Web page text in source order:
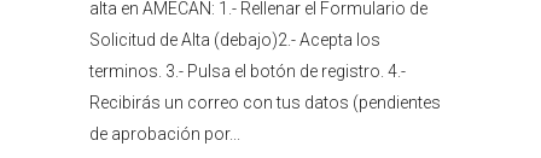
alta en AMECAN: 1.- Rellenar el Formulario de
Solicitud de Alta (debajo)2.- Acepta los
terminos. 3.- Pulsa el botón de registro. 4.-
Recibirás un correo con tus datos (pendientes
de aprobación por...